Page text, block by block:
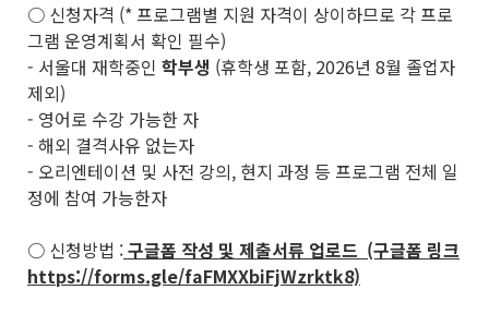
○ 신청자격 (* 프로그램별 지원 자격이 상이하므로 각 프로
그램 운영계획서 확인 필수)
- 서울대 재학중인 학부생 (휴학생 포함, 2026년 8월 졸업자
제외)
- 영어로 수강 가능한 자
- 해외 결격사유 없는자
- 오리엔테이션 및 사전 강의, 현지 과정 등 프로그램 전체 일
정에 참여 가능한자
○ 신청방법 :구글폼 작성 및 제출서류 업로드 (구글폼 링크
https://forms.gle/faFMXXbiFjWzrktk8)